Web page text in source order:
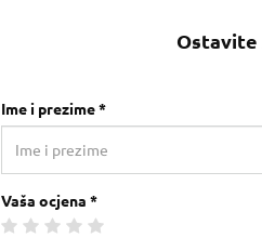
Ostavite
Ime i prezime *
Vaša ocjena *